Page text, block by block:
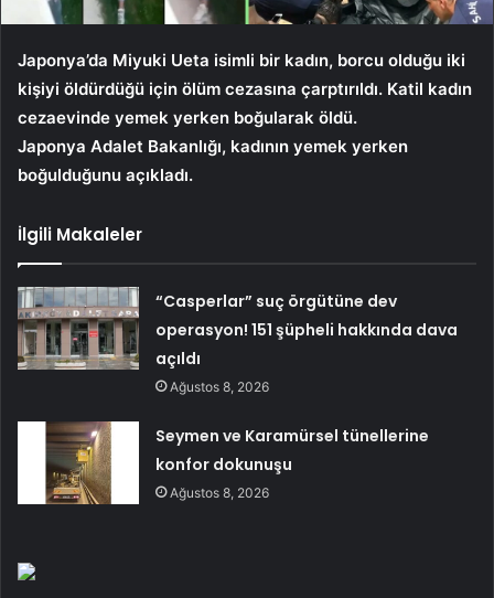
Japonya’da Miyuki Ueta isimli bir kadın, borcu olduğu iki
kişiyi öldürdüğü için ölüm cezasına çarptırıldı. Katil kadın
cezaevinde yemek yerken boğularak öldü.
Japonya Adalet Bakanlığı, kadının yemek yerken
boğulduğunu açıkladı.
İlgili Makaleler
“Casperlar” suç örgütüne dev
operasyon! 151 şüpheli hakkında dava
açıldı
Ağustos 8, 2026
Seymen ve Karamürsel tünellerine
konfor dokunuşu
Ağustos 8, 2026